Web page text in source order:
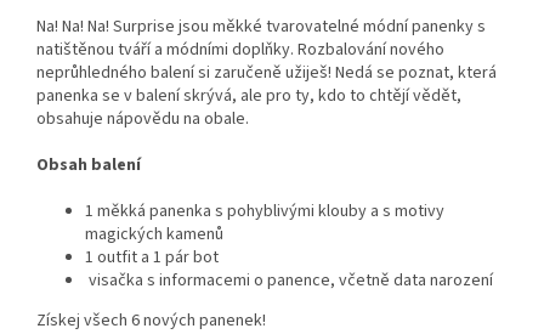
Na! Na! Na! Surprise jsou měkké tvarovatelné módní panenky s
natištěnou tváří a módními doplňky. Rozbalování nového
neprůhledného balení si zaručeně užiješ! Nedá se poznat, která
panenka se v balení skrývá, ale pro ty, kdo to chtějí vědět,
obsahuje nápovědu na obale.
Obsah balení
1 měkká panenka s pohyblivými klouby a s motivy
magických kamenů
1 outfit a 1 pár bot​
visačka s informacemi o panence, včetně data narození
Získej všech 6 nových panenek!